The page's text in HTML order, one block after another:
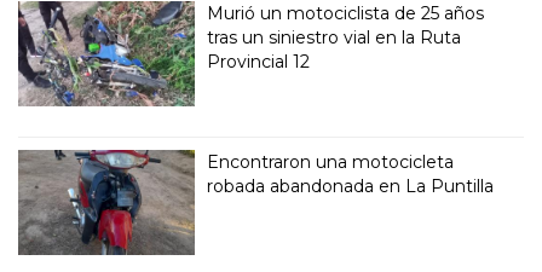
Murió un motociclista de 25 años
tras un siniestro vial en la Ruta
Provincial 12
Encontraron una motocicleta
robada abandonada en La Puntilla